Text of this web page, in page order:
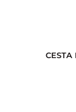
CESTA